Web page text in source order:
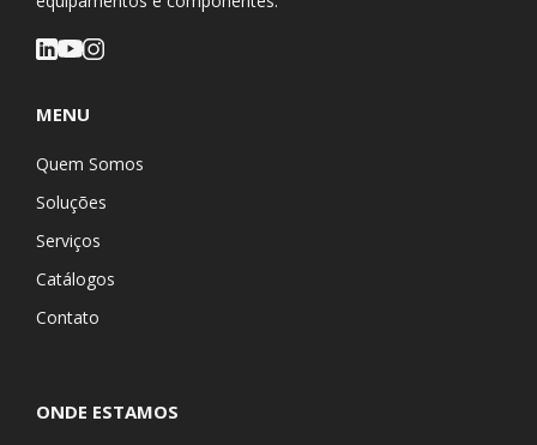
MENU
Quem Somos
Soluções
Serviços
Catálogos
Contato
ONDE ESTAMOS